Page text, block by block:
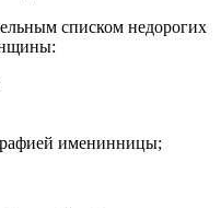
списком недорогих
именинницы;